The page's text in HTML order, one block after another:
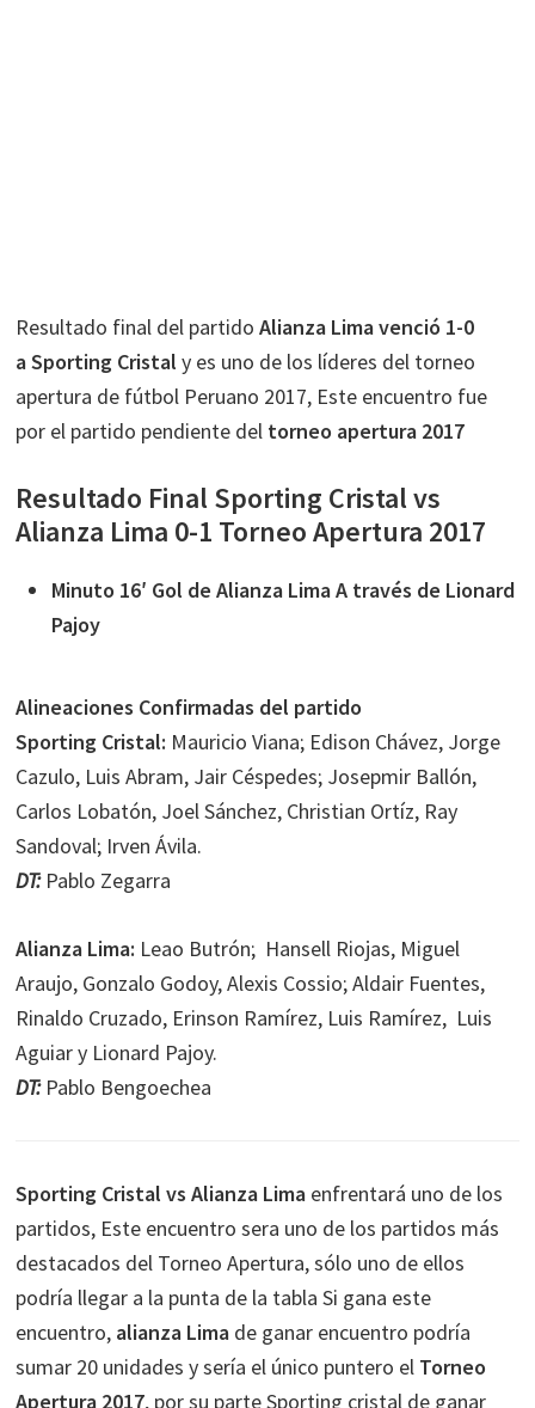
Resultado final del partido Alianza Lima venció 1-0
a Sporting Cristaly es uno de los líderes del torneo
apertura de fútbol Peruano 2017, Este encuentro fue
por el partido pendiente del torneo apertura 2017
Resultado Final Sporting Cristal vs
Alianza Lima 0-1 Torneo Apertura 2017
Minuto 16′ Gol de Alianza Lima A través de Lionard
Pajoy
Alineaciones Confirmadas del partido
Sporting Cristal: Mauricio Viana; Edison Chávez, Jorge
Cazulo, Luis Abram, Jair Céspedes; Josepmir Ballón,
Carlos Lobatón, Joel Sánchez, Christian Ortíz, Ray
Sandoval; Irven Ávila.
DT:Pablo Zegarra
Alianza Lima: Leao Butrón; Hansell Riojas, Miguel
Araujo, Gonzalo Godoy, Alexis Cossio; Aldair Fuentes,
Rinaldo Cruzado, Erinson Ramírez, Luis Ramírez, Luis
Aguiar y Lionard Pajoy.
DT:Pablo Bengoechea
Sporting Cristal vs Alianza Lima enfrentará uno de los
partidos, Este encuentro sera uno de los partidos más
destacados del Torneo Apertura, sólo uno de ellos
podría llegar a la punta de la tabla Si gana este
encuentro, alianza Lima de ganar encuentro podría
sumar 20 unidades y sería el único puntero el Torneo
Apertura 2017, por su parte Sporting cristal de ganar